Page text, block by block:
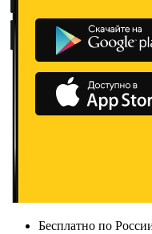
Бесплатно по